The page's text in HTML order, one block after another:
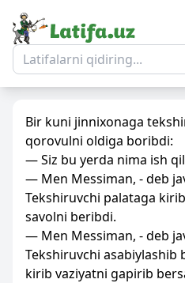
Bir kuni jinnixonaga
qorovulni oldiga boribdi:
— Siz bu yerda nima ish
— Men Messiman, - deb
Tekshiruvchi palataga
savolni beribdi.
— Men Messiman, - deb
Tekshiruvchi asabiylashib
kirib vaziyatni gapirib